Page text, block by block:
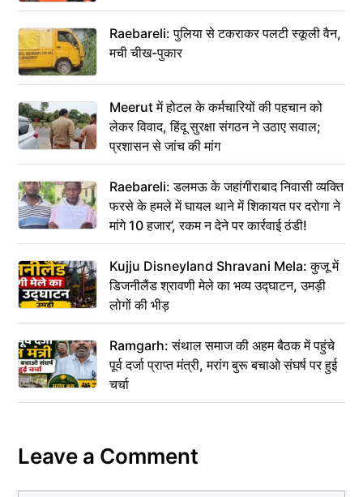
Raebareli: पुलिया से टकराकर पलटी स्कूली वैन,
मची चीख-पुकार
Meerut में होटल के कर्मचारियों की पहचान को
लेकर विवाद, हिंदू सुरक्षा संगठन ने उठाए सवाल;
प्रशासन से जांच की मांग
Raebareli: डलमऊ के जहांगीराबाद निवासी व्यक्ति
फरसे के हमले में घायल थाने में शिकायत पर दरोगा ने
मांगे 10 हजार’, रकम न देने पर कार्रवाई ठंडी!
Kujju Disneyland Shravani Mela: कुजू में
डिजनीलैंड श्रावणी मेले का भव्य उद्घाटन, उमड़ी
लोगों की भीड़
Ramgarh: संथाल समाज की अहम बैठक में पहुंचे
पूर्व दर्जा प्राप्त मंत्री, मरांग बुरू बचाओ संघर्ष पर हुई
चर्चा
Leave a Comment